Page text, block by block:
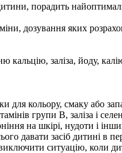
порадить
дозування яких
кальцію, заліза, йоду,
кольору, смаку або
групи В, заліза і
на шкірі, нудоти і
давати засіб дитині в
ситуацію, коли